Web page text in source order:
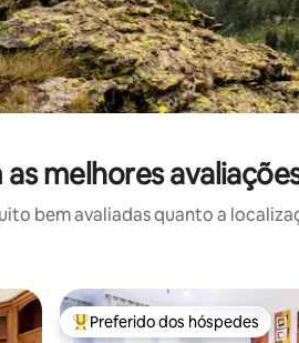
melhores
bem avaliadas quanto a
Entre os melhores preferidos
Preferido dos hóspedes